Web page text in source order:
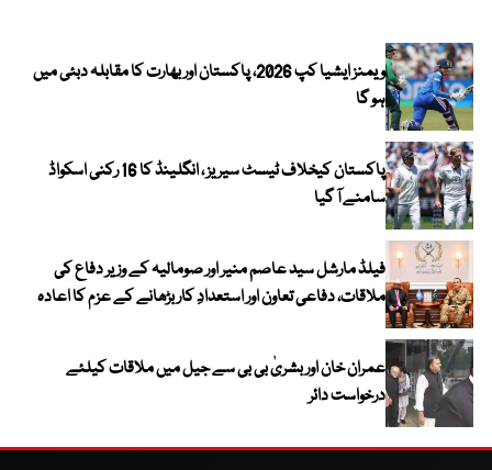
ویمنز ایشیا کپ 2026، پاکستان اور بھارت کا مقابلہ دبئی میں
ہو گا
پاکستان کیخلاف ٹیسٹ سیریز ، انگلینڈ کا 16 رکنی اسکواڈ
سامنے آ گیا
فیلڈ مارشل سید عاصم منیر اور صومالیہ کے وزیر دفاع کی
ملاقات، دفاعی تعاون اور استعدادِ کار بڑھانے کے عزم کا اعادہ
عمران خان اور بشریٰ بی بی سے جیل میں ملاقات کیلئے
درخواست دائر